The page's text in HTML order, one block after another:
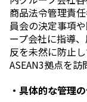
商品法令管理責
員会の決定事項
ープ会社に指導
反を未然に防止
ASEAN3拠点を訪
・具体的な管理